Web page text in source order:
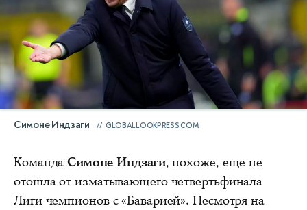
Симоне Индзаги GLOBALLOOKPRESS.COM
КомандаСимоне Индзаги, похоже, еще не
отошла от изматывающего четвертьфинала
Лиги чемпионов с «Баварией». Несмотря на